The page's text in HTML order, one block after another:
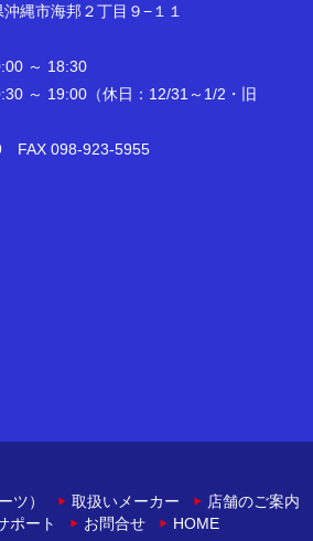
縄市海邦２丁目９−１１
～ 18:30
～ 19:00（休日：12/31～1/2・旧
FAX 098-923-5955
ツ） 取扱いメーカー
店舗のご案内
ポート お問合せ HOME